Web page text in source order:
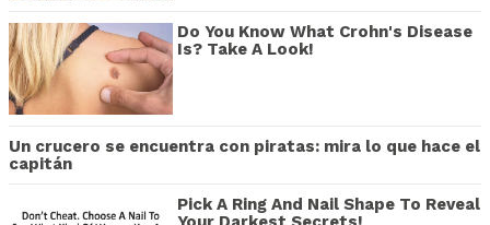
Do You Know What Crohn's Disease
Is? Take A Look!
Un crucero se encuentra con piratas: mira lo que hace el
capitán
Pick A Ring And Nail Shape To Reveal